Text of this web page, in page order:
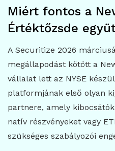
Miért fontos a
Értéktőzsde
A Securitize 2026
megállapodást kötött a
vállalat lett az NYSE
platformjának első olyan
partnere, amely
natív részvényeket vagy
szükséges szabályozói